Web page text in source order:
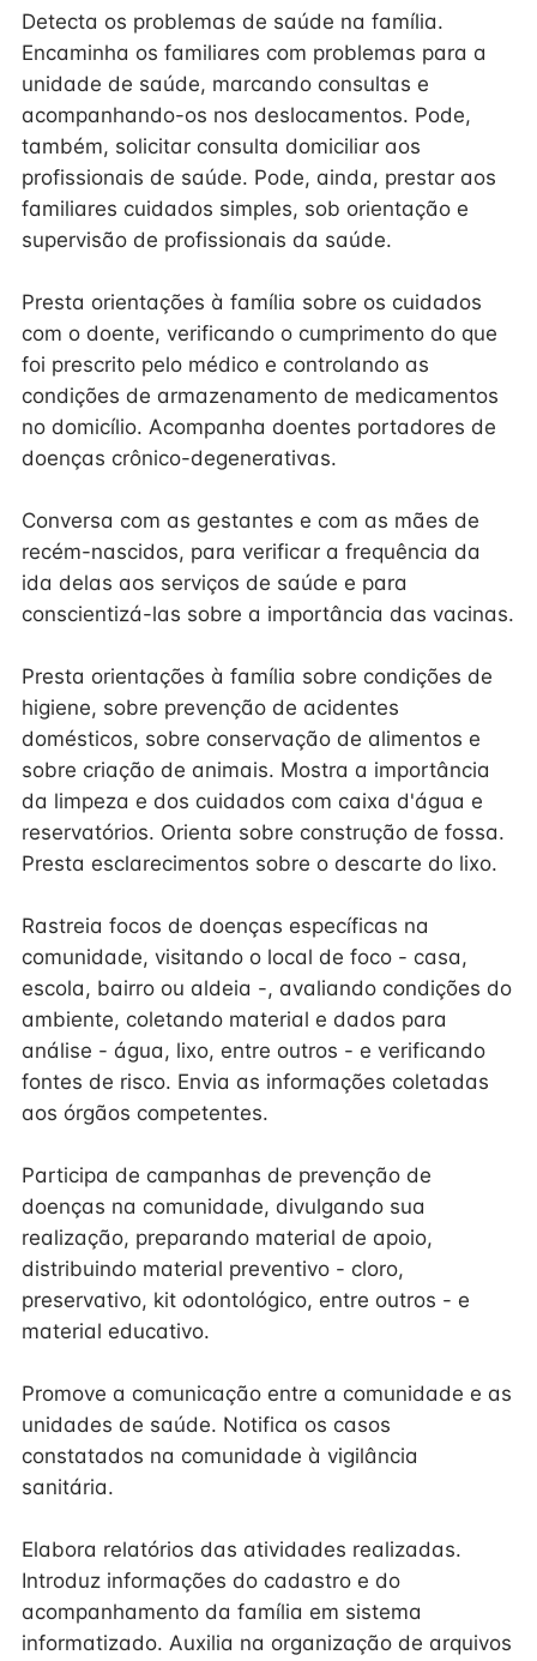
Detecta os problemas de saúde na família.
Encaminha os familiares com problemas para a
unidade de saúde, marcando consultas e
acompanhando-os nos deslocamentos. Pode,
também, solicitar consulta domiciliar aos
profissionais de saúde. Pode, ainda, prestar aos
familiares cuidados simples, sob orientação e
supervisão de profissionais da saúde.
Presta orientações à família sobre os cuidados
com o doente, verificando o cumprimento do que
foi prescrito pelo médico e controlando as
condições de armazenamento de medicamentos
no domicílio. Acompanha doentes portadores de
doenças crônico-degenerativas.
Conversa com as gestantes e com as mães de
recém-nascidos, para verificar a frequência da
ida delas aos serviços de saúde e para
conscientizá-las sobre a importância das vacinas.
Presta orientações à família sobre condições de
higiene, sobre prevenção de acidentes
domésticos, sobre conservação de alimentos e
sobre criação de animais. Mostra a importância
da limpeza e dos cuidados com caixa d'água e
reservatórios. Orienta sobre construção de fossa.
Presta esclarecimentos sobre o descarte do lixo.
Rastreia focos de doenças específicas na
comunidade, visitando o local de foco - casa,
escola, bairro ou aldeia -, avaliando condições do
ambiente, coletando material e dados para
análise - água, lixo, entre outros - e verificando
fontes de risco. Envia as informações coletadas
aos órgãos competentes.
Participa de campanhas de prevenção de
doenças na comunidade, divulgando sua
realização, preparando material de apoio,
distribuindo material preventivo - cloro,
preservativo, kit odontológico, entre outros - e
material educativo.
Promove a comunicação entre a comunidade e as
unidades de saúde. Notifica os casos
constatados na comunidade à vigilância
sanitária.
Elabora relatórios das atividades realizadas.
Introduz informações do cadastro e do
acompanhamento da família em sistema
informatizado. Auxilia na organização de arquivos